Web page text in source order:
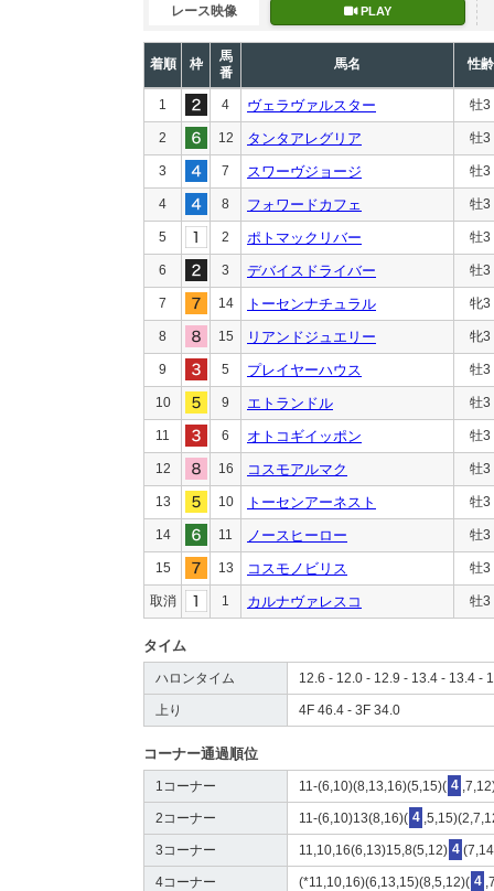
レース映像 PLAY
着順 枠
馬
番
馬名 性齢
1 4 ヴェラヴァルスター 牡3
2 12 タンタアレグリア 牡3
3 7 スワーヴジョージ 牡3
4 8 フォワードカフェ 牡3
5 2 ポトマックリバー 牡3
6 3 デバイスドライバー 牡3
7 14 トーセンナチュラル 牝3
8 15 リアンドジュエリー 牝3
9 5 プレイヤーハウス 牡3
10 9 エトランドル 牡3
11 6 オトコギイッポン 牡3
12 16 コスモアルマク 牡3
13 10 トーセンアーネスト 牡3
14 11 ノースヒーロー 牡3
15 13 コスモノビリス 牡3
取消 1 カルナヴァレスコ 牡3
タイム
ハロンタイム 12.6 - 12.0 - 12.9 - 13.4 - 13.4 -
上り 4F 46.4 - 3F 34.0
コーナー通過順位
1コーナー 11-(6,10)(8,13,16)(5,15)( 4
2コーナー 11-(6,10)13(8,16)( 4
3コーナー 11,10,16(6,13)15,8(5,12) 4
4コーナー (*11,10,16)(6,13,15)(8,5,12)( 4